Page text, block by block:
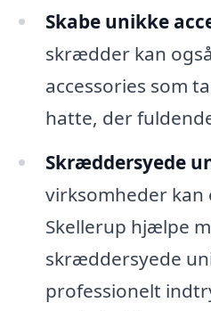
Skabe unikke
skrædder kan
accessories som
hatte, der
Skræddersyede
virksomheder
Skellerup hjælpe
skræddersyede
professionelt